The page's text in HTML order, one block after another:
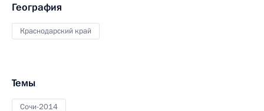
География
Краснодарский край
Темы
Сочи-2014